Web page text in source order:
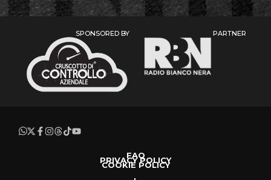
SPONSORED BY PARTNER
FAQ
PRIVACY POLICY
COOKIE POLICY